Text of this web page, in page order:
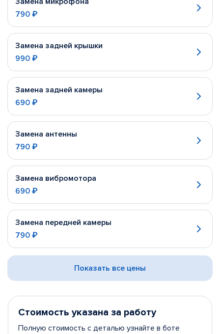
790 ₽
Замена задней крышки
990 ₽
Замена задней камеры
690 ₽
Замена антенны
790 ₽
Замена вибромотора
690 ₽
Замена передней камеры
790 ₽
Показать все цены
Стоимость указана за работу
Полную стоимость с деталью узнайте в боте